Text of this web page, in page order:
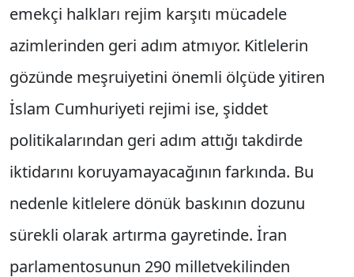
emekçi halkları rejim karşıtı mücadele
azimlerinden geri adım atmıyor. Kitlelerin
gözünde meşruiyetini önemli ölçüde yitiren
İslam Cumhuriyeti rejimi ise, şiddet
politikalarından geri adım attığı takdirde
iktidarını koruyamayacağının farkında. Bu
nedenle kitlelere dönük baskının dozunu
sürekli olarak artırma gayretinde. İran
parlamentosunun 290 milletvekilinden